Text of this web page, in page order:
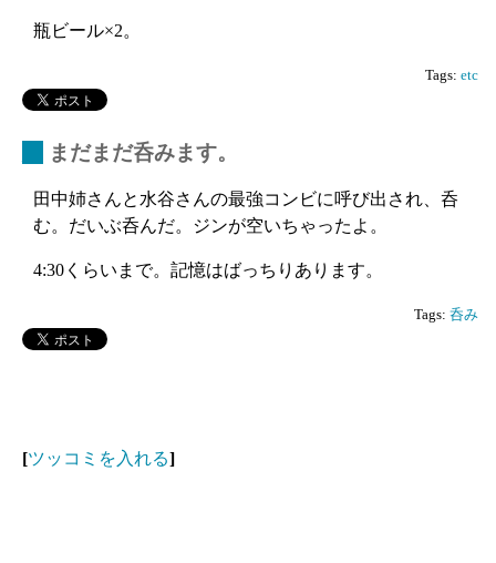
瓶ビール×2。
Tags: etc
まだまだ呑みます。
田中姉さんと水谷さんの最強コンビに呼び出され、呑
む。だいぶ呑んだ。ジンが空いちゃったよ。
4:30くらいまで。記憶はばっちりあります。
Tags: 呑み
[ツッコミを入れる]